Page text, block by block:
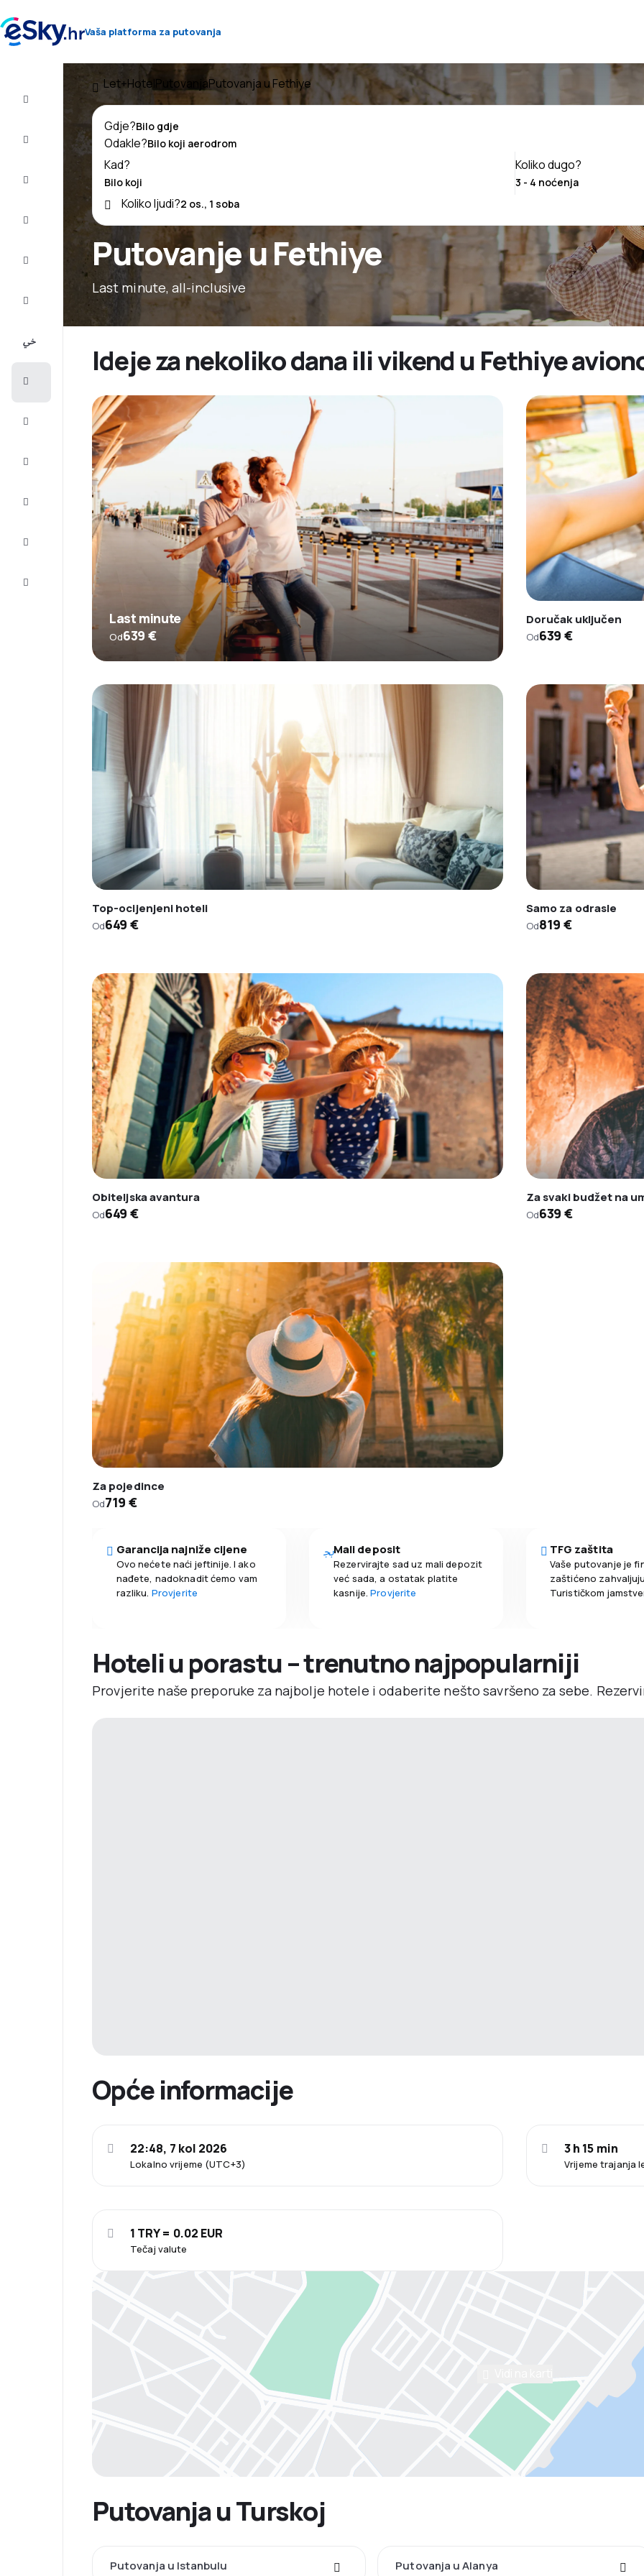
Vaša platforma za putovanja
Let+HotelPutovanjaPutovanja u Fethiye
Putovanje u Fethiye
Last minute, all-inclusive
Gdje?
Odakle?
Kad?
Koliko dugo?
Koliko ljudi?
Ideje za nekoliko dana ili vikend u Fethiye
Last minute
Od639 €
Doručak uključen
Od639 €
Top-ocijenjeni hoteli
Od649 €
Samo za odrasle
Od819 €
Obiteljska avantura
Od649 €
Za svaki budžet na
Od639 €
Za pojedince
Od719 €
Garancija najniže cijene
Ovo nećete naći jeftinije. I ako
nađete, nadoknadit ćemo vam
razliku. Provjerite
Mali deposit
Rezervirajte sad uz mali depozit
već sada, a ostatak platite
kasnije.Provjerite
TFG zaštita
Vaše putovanje je
zaštićeno
Turističkom
Hoteli u porastu – trenutno najpopularniji
Provjerite naše preporuke za najbolje hotele i odaberite nešto savršeno za sebe.
Opće informacije
Lokalno vrijeme (UTC+3)
22:48, 7 kol 2026
Vrijeme trajanja
3 h 15 min
Tečaj valute
1 TRY = 0.02 EUR
Putovanja u Turskoj
Putovanja u Istanbulu Putovanja u Alanya